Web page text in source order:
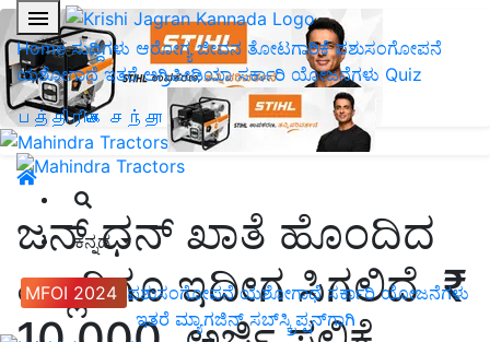
Home ಸುದ್ದಿಗಳು ಆರೋಗ್ಯ ಜೀವನ ತೋಟಗಾರಿಕೆಪಶುಸಂಗೋಪನೆ
ಯಶೋಗಾಥೆ ಇತರೆ ಅಗ್ರಿಪೀಡಿಯಾ ಸರ್ಕಾರಿ ಯೋಜನೆಗಳು Quiz
பத்திரிகை சந்தா
ಕನ್ನಡ
MFOI 2024 ಪಶುಸಂಗೋಪನೆ ಯಶೋಗಾಥೆ ಸರ್ಕಾರಿ ಯೋಜನೆಗಳು
ಇತರೆ ಮ್ಯಾಗಜಿನ್‌ ಸಬ್‌ಸ್ಕ್ರಿಪ್ಷನ್‌ಗಾಗಿ
ಜನ್‌ ಧನ್‌ ಖಾತೆ ಹೊಂದಿದ
ಎಲ್ಲರಿಗೂ ಇದೀಗ ಸಿಗಲಿದೆ ₹